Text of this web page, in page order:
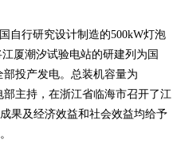
自行研究设计制造的500kW灯泡
厦潮汐试验电站的研建列为国
部投产发电。总装机容量为
部主持，在浙江省临海市召开了江
果及经济效益和社会效益均给予